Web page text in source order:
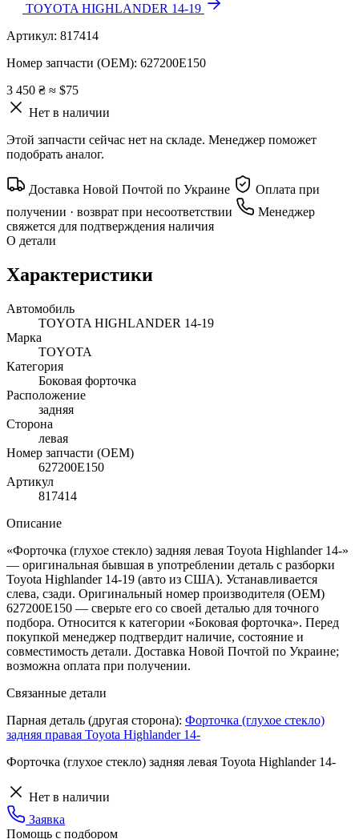
TOYOTA HIGHLANDER 14-19
Артикул: 817414
Номер запчасти (OEM): 627200E150
3 450 ₴ ≈ $75
Нет в наличии
Этой запчасти сейчас нет на складе. Менеджер поможет
подобрать аналог.
Доставка Новой Почтой по Украине
Оплата при
получении · возврат при несоответствии
Менеджер
свяжется для подтверждения наличия
О детали
Характеристики
Автомобиль
TOYOTA HIGHLANDER 14-19
Марка
TOYOTA
Категория
Боковая форточка
Расположение
задняя
Сторона
левая
Номер запчасти (OEM)
627200E150
Артикул
817414
Описание
«Форточка (глухое стекло) задняя левая Toyota Highlander 14-»
— оригинальная бывшая в употреблении деталь с разборки
Toyota Highlander 14-19 (авто из США). Устанавливается
слева, сзади. Оригинальный номер производителя (OEM)
627200E150 — сверьте его со своей деталью для точного
подбора. Относится к категории «Боковая форточка». Перед
покупкой менеджер подтвердит наличие, состояние и
совместимость детали. Доставка Новой Почтой по Украине;
возможна оплата при получении.
Связанные детали
Парная деталь (другая сторона): Форточка (глухое стекло)
задняя правая Toyota Highlander 14-
Форточка (глухое стекло) задняя левая Toyota Highlander 14-
Нет в наличии
Заявка
Помощь с подбором